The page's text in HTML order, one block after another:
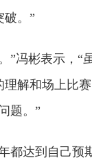
破。”
”冯彬表示，“
解和场上比
题。”
都达到自己预